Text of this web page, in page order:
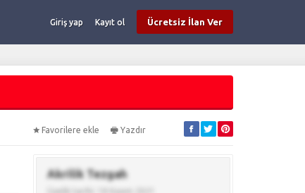
Giriş yap Kayıt ol Ücretsiz İlan Ver
Favorilere ekle Yazdır
Akrilik Tezgah